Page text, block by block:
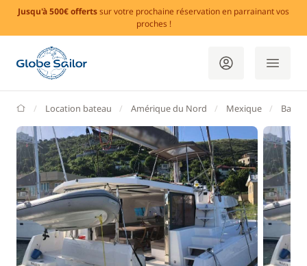
Jusqu'à 500€ offertssur votre prochaine réservation en parrainant vos
proches !
GlobeSailor
Location bateau Amérique du Nord Mexique